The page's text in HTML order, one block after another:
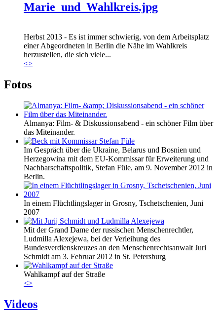
Marie_und_Wahlkreis.jpg
Herbst 2013 - Es ist immer schwierig, von dem Arbeitsplatz
einer Abgeordneten in Berlin die Nähe im Wahlkreis
herzustellen, die sich viele...
<>
Fotos
Almanya: Film- & Diskussionsabend - ein schöner Film über
das Miteinander.
Im Gespräch über die Ukraine, Belarus und Bosnien und
Herzegowina mit dem EU-Kommissar für Erweiterung und
Nachbarschaftspolitik, Stefan Füle, am 9. November 2012 in
Berlin.
In einem Flüchtlingslager in Grosny, Tschetschenien, Juni
2007
Mit der Grand Dame der russischen Menschenrechtler,
Ludmilla Alexejewa, bei der Verleihung des
Bundesverdienskreuzes an den Menschenrechtsanwalt Juri
Schmidt am 3. Februar 2012 in St. Petersburg
Wahlkampf auf der Straße
<>
Videos